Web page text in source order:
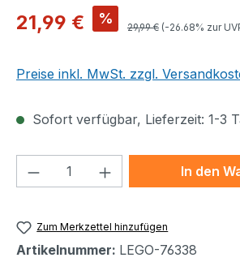
Verkaufspreis:
21,99 € % Regulärer Preis:
29,99 € (-26.68% zur
Preise inkl. MwSt. zzgl.
Sofort verfügbar, Lieferzeit: 1-3
Produkt Anzahl: GibIn den
Zum Merkzettel hinzufügen
Artikelnummer: LEGO-76338